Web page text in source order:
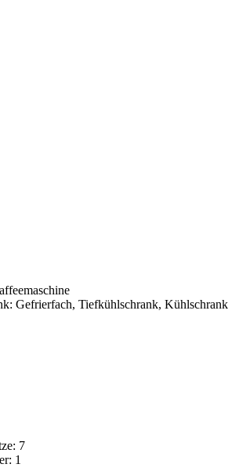
Gefrierfach, Tiefkühlschrank, Kühlschrank
7
1